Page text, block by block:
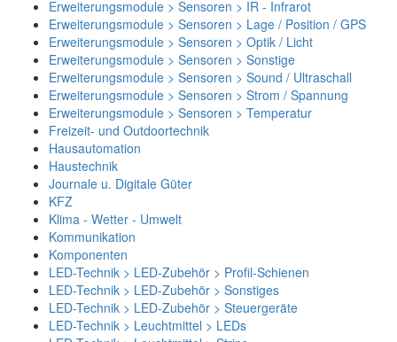
Erweiterungsmodule > Sensoren > IR - Infrarot
Erweiterungsmodule > Sensoren > Lage / Position / GPS
Erweiterungsmodule > Sensoren > Optik / Licht
Erweiterungsmodule > Sensoren > Sonstige
Erweiterungsmodule > Sensoren > Sound / Ultraschall
Erweiterungsmodule > Sensoren > Strom / Spannung
Erweiterungsmodule > Sensoren > Temperatur
Freizeit- und Outdoortechnik
Hausautomation
Haustechnik
Journale u. Digitale Güter
KFZ
Klima - Wetter - Umwelt
Kommunikation
Komponenten
LED-Technik > LED-Zubehör > Profil-Schienen
LED-Technik > LED-Zubehör > Sonstiges
LED-Technik > LED-Zubehör > Steuergeräte
LED-Technik > Leuchtmittel > LEDs